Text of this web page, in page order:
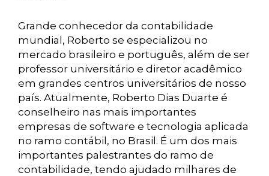
Grande conhecedor da contabilidade
mundial, Roberto se especializou no
mercado brasileiro e português, além de ser
professor universitário e diretor acadêmico
em grandes centros universitários de nosso
país. Atualmente, Roberto Dias Duarte é
conselheiro nas mais importantes
empresas de software e tecnologia aplicada
no ramo contábil, no Brasil. É um dos mais
importantes palestrantes do ramo de
contabilidade, tendo ajudado milhares de